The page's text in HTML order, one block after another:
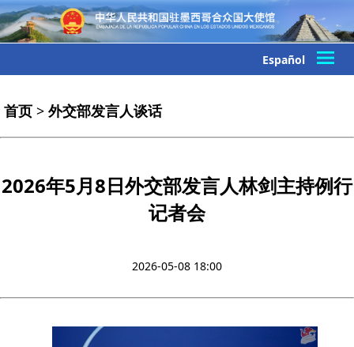
Español
首页 > 外交部发言人谈话
2026年5月8日外交部发言人林剑主持例行
记者会
2026-05-08 18:00